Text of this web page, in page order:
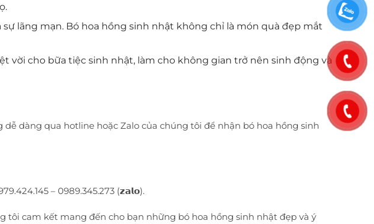
lãng mạn. Bó hoa hồng sinh nhật không chỉ là món quà đẹp mắt
vời cho bữa tiệc sinh nhật, làm cho không gian trở nên sinh động và
dàng qua hotline hoặc Zalo của chúng tôi để nhận bó hoa hồng sinh
– 0989.345.273 (𝘇𝗮𝗹𝗼).
tôi cam kết mang đến cho bạn những bó hoa hồng sinh nhật đẹp và ý